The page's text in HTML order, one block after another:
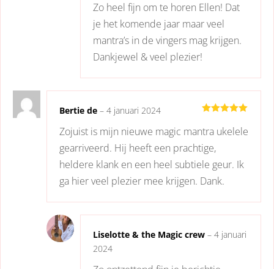
Zo heel fijn om te horen Ellen! Dat
je het komende jaar maar veel
mantra’s in de vingers mag krijgen.
Dankjewel & veel plezier!
5uit 5
Bertie de – 4 januari 2024
Zojuist is mijn nieuwe magic mantra ukelele
gearriveerd. Hij heeft een prachtige,
heldere klank en een heel subtiele geur. Ik
ga hier veel plezier mee krijgen. Dank.
Liselotte & the Magic crew – 4 januari
2024